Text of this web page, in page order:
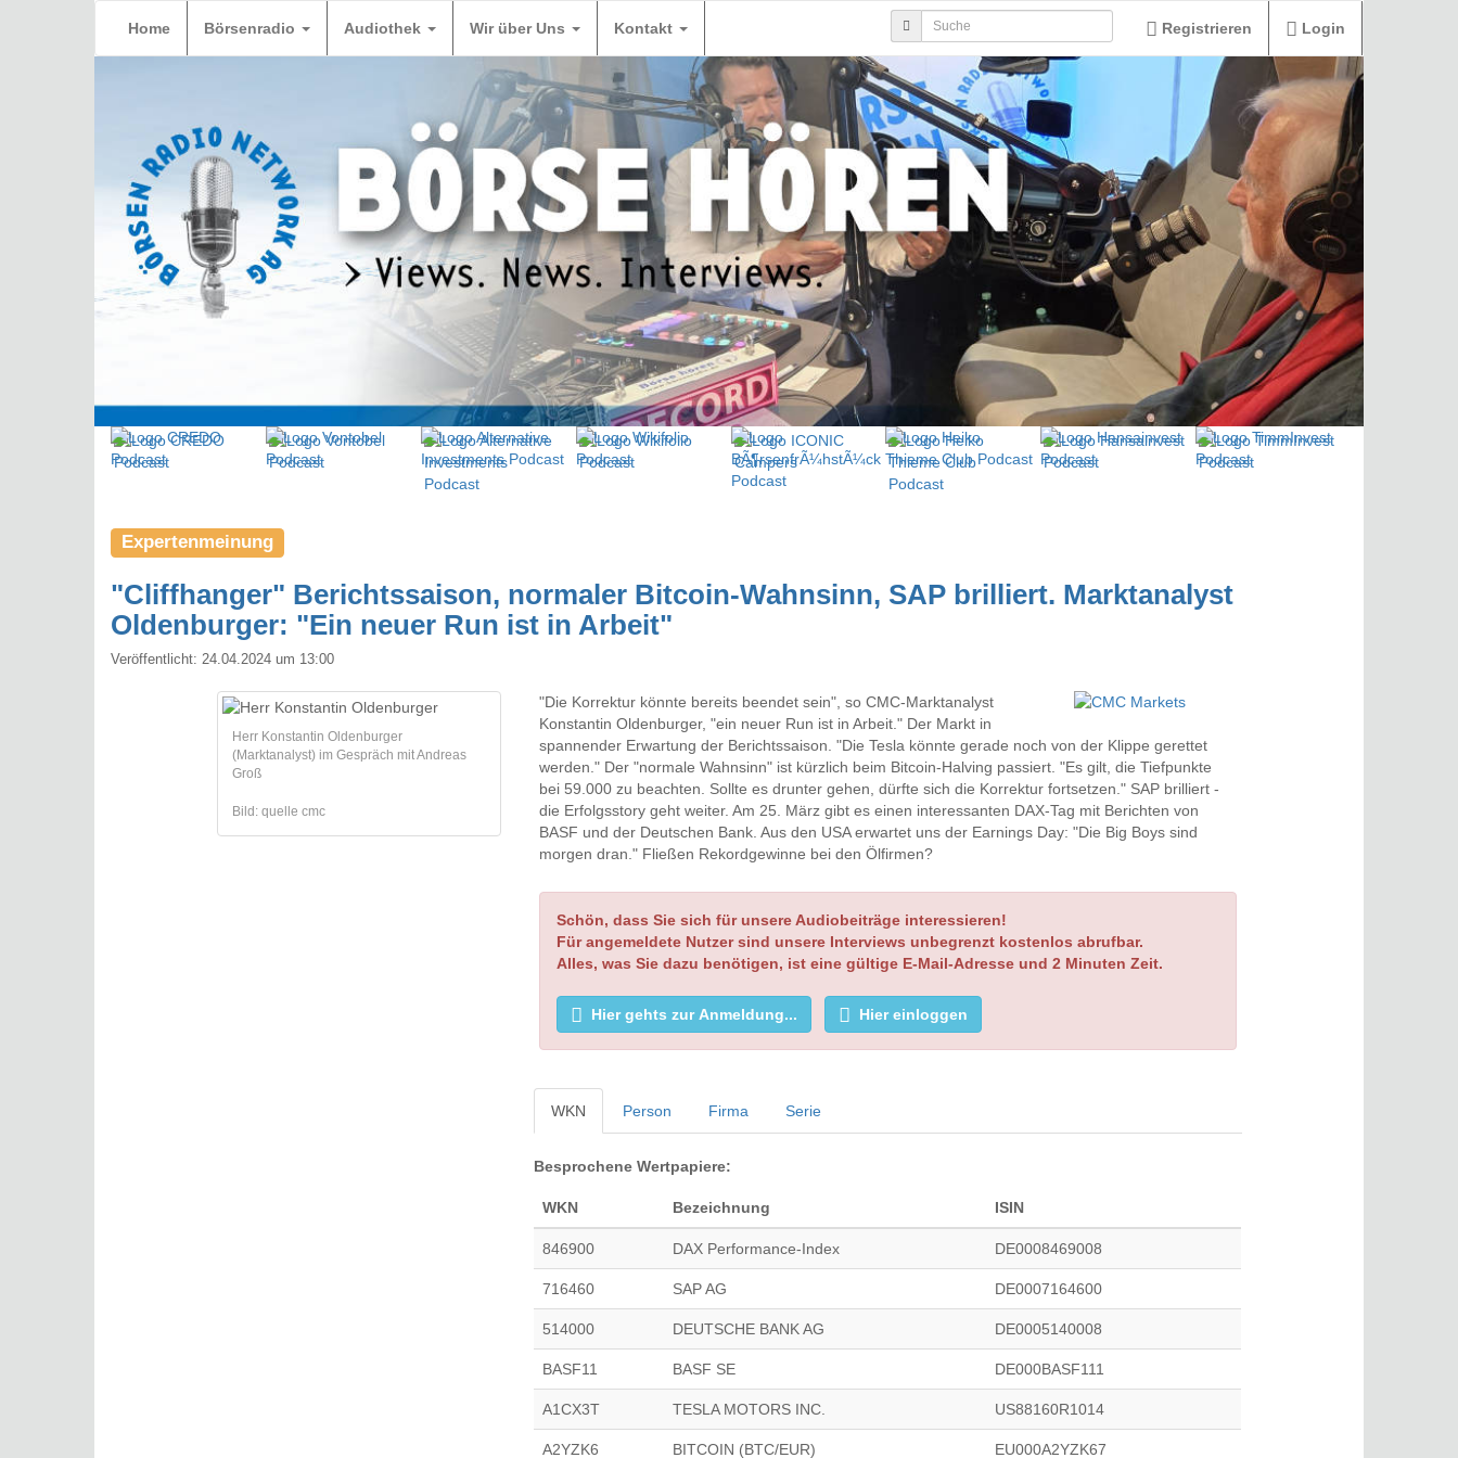
Home Börsenradio Audiothek Wir über Uns Kontakt Registrieren Login
Expertenmeinung
"Cliffhanger" Berichtssaison, normaler Bitcoin-Wahnsinn, SAP brilliert. Marktanalyst
Oldenburger: "Ein neuer Run ist in Arbeit"
Veröffentlicht: 24.04.2024 um 13:00
Herr Konstantin Oldenburger
(Marktanalyst) im Gespräch mit Andreas
Groß
Bild: quelle cmc
"Die Korrektur könnte bereits beendet sein", so CMC-Marktanalyst
Konstantin Oldenburger, "ein neuer Run ist in Arbeit." Der Markt in
spannender Erwartung der Berichtssaison. "Die Tesla könnte gerade noch von der Klippe gerettet
werden." Der "normale Wahnsinn" ist kürzlich beim Bitcoin-Halving passiert. "Es gilt, die Tiefpunkte
bei 59.000 zu beachten. Sollte es drunter gehen, dürfte sich die Korrektur fortsetzen." SAP brilliert -
die Erfolgsstory geht weiter. Am 25. März gibt es einen interessanten DAX-Tag mit Berichten von
BASF und der Deutschen Bank. Aus den USA erwartet uns der Earnings Day: "Die Big Boys sind
morgen dran." Fließen Rekordgewinne bei den Ölfirmen?
Schön, dass Sie sich für unsere Audiobeiträge interessieren!
Für angemeldete Nutzer sind unsere Interviews unbegrenzt kostenlos abrufbar.
Alles, was Sie dazu benötigen, ist eine gültige E-Mail-Adresse und 2 Minuten Zeit.
Hier gehts zur Anmeldung... Hier einloggen
WKN Person Firma Serie
Besprochene Wertpapiere:
WKN Bezeichnung ISIN
846900 DAX Performance-Index DE0008469008
716460 SAP AG DE0007164600
514000 DEUTSCHE BANK AG DE0005140008
BASF11 BASF SE DE000BASF111
A1CX3T TESLA MOTORS INC. US88160R1014
A2YZK6 BITCOIN (BTC/EUR) EU000A2YZK67